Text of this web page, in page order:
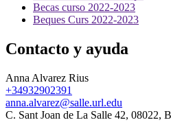
Becas curso 2022-2023
Beques Curs 2022-2023
Contacto y ayuda
Anna Alvarez Rius
+34932902391
anna.alvarez@salle.url.edu
C. Sant Joan de La Salle 42, 08022,